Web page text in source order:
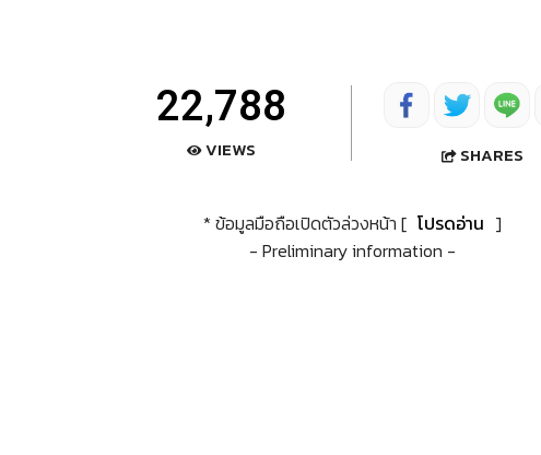
22,788
VIEWS SHARES
* ข้อมูลมือถือเปิดตัวล่วงหน้า [ โปรดอ่าน ]
- Preliminary information -